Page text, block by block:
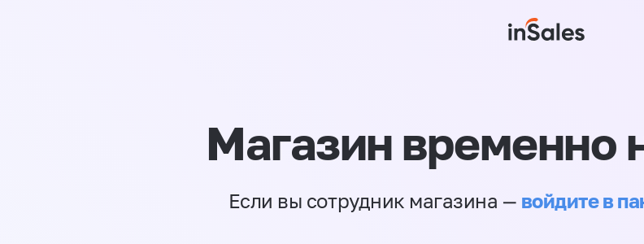
Магазин временно
Если вы сотрудник магазина — войдите в